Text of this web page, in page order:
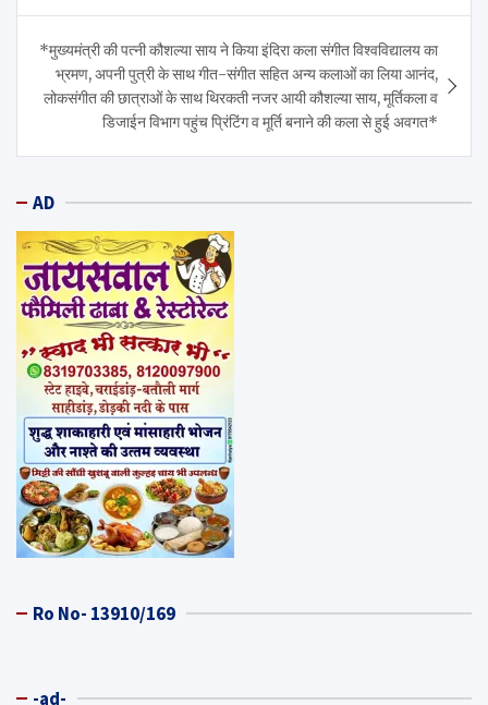
*मुख्यमंत्री की पत्नी कौशल्या साय ने किया इंदिरा कला संगीत विश्वविद्यालय का
भ्रमण, अपनी पुत्री के साथ गीत-संगीत सहित अन्य कलाओं का लिया आनंद,
लोकसंगीत की छात्राओं के साथ थिरकती नजर आयी कौशल्या साय, मूर्तिकला व
डिजाईन विभाग पहुंच प्रिंटिंग व मूर्ति बनाने की कला से हुई अवगत*
AD
Ro No- 13910/169
-ad-